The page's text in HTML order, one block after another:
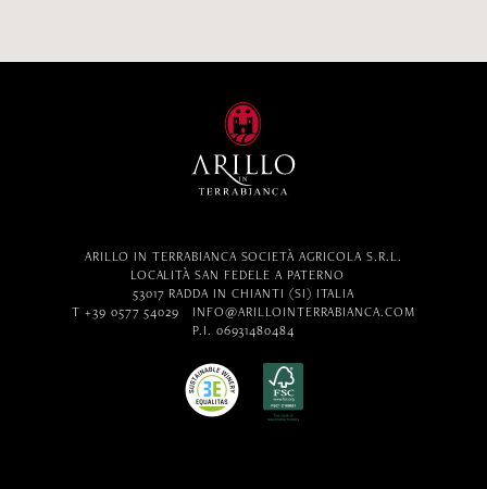
ARILLO IN TERRABIANCA SOCIETÀ AGRICOLA S.R.L.
LOCALITÀ SAN FEDELE A PATERNO
53017 RADDA IN CHIANTI (SI) ITALIA
T +39 0577 54029 INFO@ARILLOINTERRABIANCA.COM
P.I. 06931480484